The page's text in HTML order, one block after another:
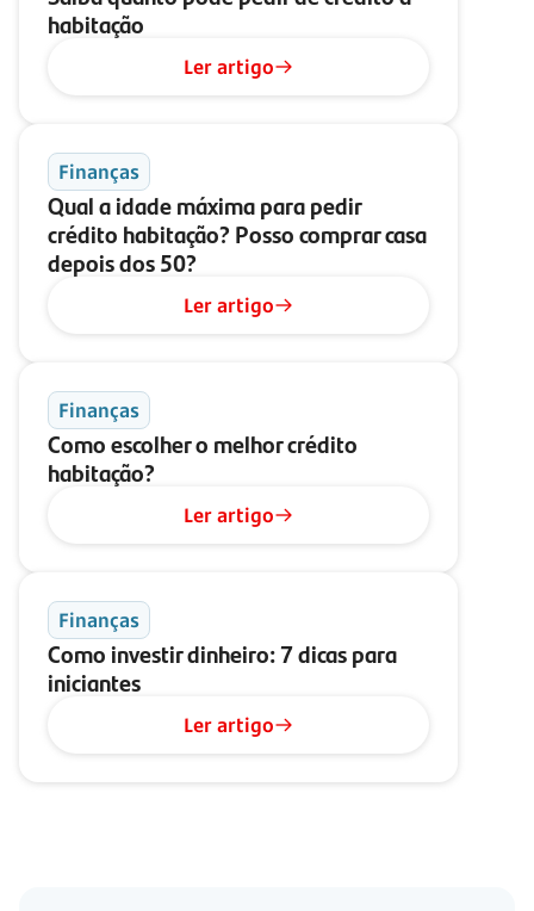
habitação
Ler artigo
Finanças
Qual a idade máxima para pedir
crédito habitação? Posso comprar casa
depois dos 50?
Ler artigo
Finanças
Como escolher o melhor crédito
habitação?
Ler artigo
Finanças
Como investir dinheiro: 7 dicas para
iniciantes
Ler artigo